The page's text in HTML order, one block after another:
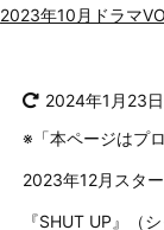
2023年10月ドラマ
2024年1月23日
※「本ページはプ
2023年12月スタ
『SHUT UP』（